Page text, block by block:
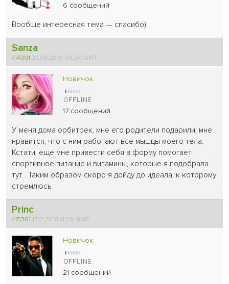
6 сообщений
Вообще интересная тема — спасибо)
Sanza
#14301 27.09.2018 09:30 GMT
Новичок
17 сообщений
У меня дома орбитрек, мне его родители подарили, мне
нравится, что с ним работают все мышцы моего тела.
Кстати, еще мне привести себя в форму помогает
спортивное питание и витамины, которые я подобрала
тут . Таким образом скоро я дойду до идеала, к которому
стремлюсь
Princ
#15361 17.12.2018 11:26 GMT
Новичок
21 сообщений